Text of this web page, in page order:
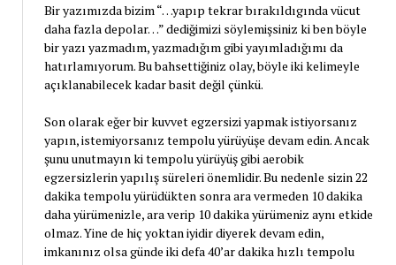
Bir yazımızda bizim “…yapıp tekrar bırakıldıgında vücut
daha fazla depolar…” dediğimizi söylemişsiniz ki ben böyle
bir yazı yazmadım, yazmadığım gibi yayımladığımı da
hatırlamıyorum. Bu bahsettiğiniz olay, böyle iki kelimeyle
açıklanabilecek kadar basit değil çünkü.
Son olarak eğer bir kuvvet egzersizi yapmak istiyorsanız
yapın, istemiyorsanız tempolu yürüyüşe devam edin. Ancak
şunu unutmayın ki tempolu yürüyüş gibi aerobik
egzersizlerin yapılış süreleri önemlidir. Bu nedenle sizin 22
dakika tempolu yürüdükten sonra ara vermeden 10 dakika
daha yürümenizle, ara verip 10 dakika yürümeniz aynı etkide
olmaz. Yine de hiç yoktan iyidir diyerek devam edin,
imkanınız olsa günde iki defa 40’ar dakika hızlı tempolu